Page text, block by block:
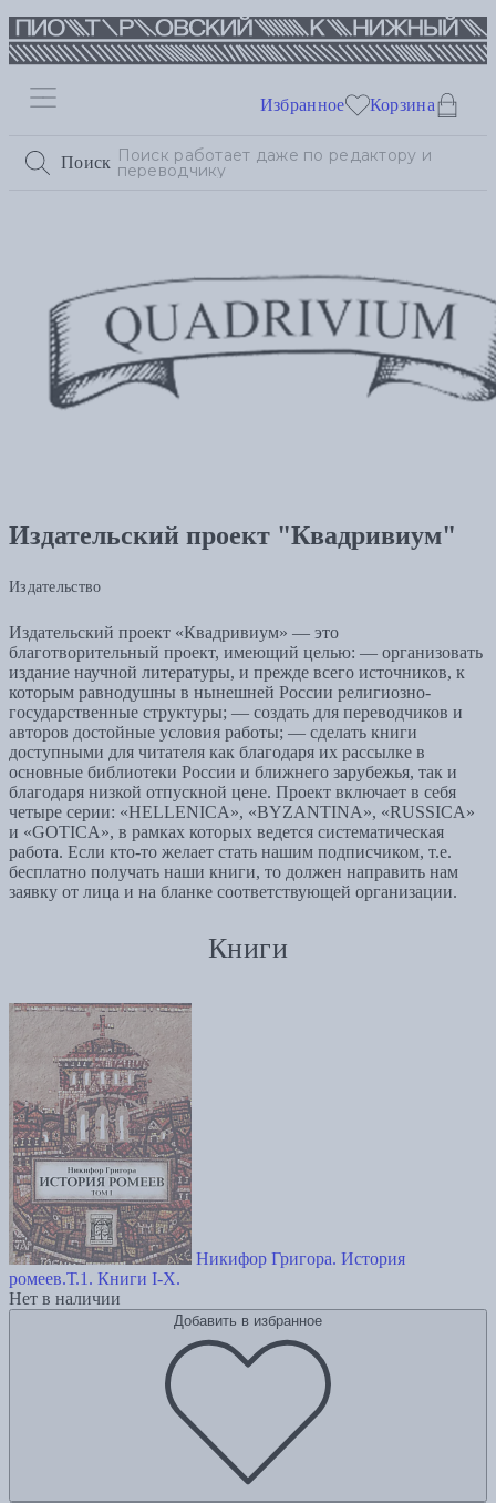
Поиск
Избранное Корзина
Издательский проект "Квадривиум"
Издательство
Издательский проект «Квадривиум» — это
благотворительный проект, имеющий целью: — организовать
издание научной литературы, и прежде всего источников, к
которым равнодушны в нынешней России религиозно-
государственные структуры; — создать для переводчиков и
авторов достойные условия работы; — сделать книги
доступными для читателя как благодаря их рассылке в
основные библиотеки России и ближнего зарубежья, так и
благодаря низкой отпускной цене. Проект включает в себя
четыре серии: «HELLENICA», «BYZANTINA», «RUSSICA»
и «GOTICA», в рамках которых ведется систематическая
работа. Если кто-то желает стать нашим подписчиком, т.е.
бесплатно получать наши книги, то должен направить нам
заявку от лица и на бланке соответствующей организации.
Книги
Никифор Григора. История
ромеев.Т.1. Книги I-X.
Нет в наличии
Добавить в избранное